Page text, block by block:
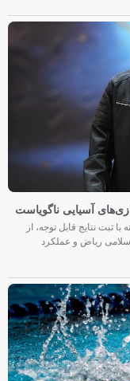
نتایج قابل توجه، از
ریاض و عملکرد